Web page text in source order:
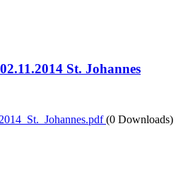
St. Johannes
(0 Downloads)